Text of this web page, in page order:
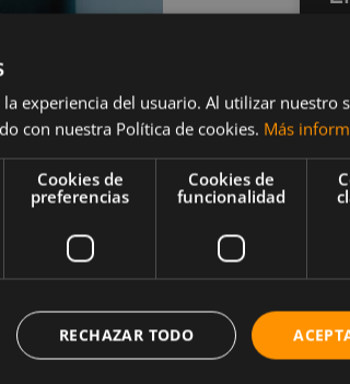
Manual Diagnóstico y
diagnosticar afecciones
actividades que nos
experiencia del usuario. Al utilizar nuestro
con nuestra Política de cookies. Más
Cookies de
preferencias
Cookies de
funcionalidad
RECHAZAR TODO